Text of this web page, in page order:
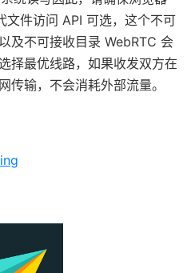
文件访问 API 可选，这个不可
及不可接收目录 WebRTC 会
择最优线路，如果收发双方在
传输，不会消耗外部流量。